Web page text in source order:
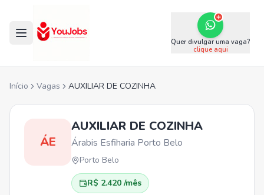
Quer divulgar uma vaga?
clique aqui
Início Vagas AUXILIAR DE COZINHA
ÁE
AUXILIAR DE COZINHA
Árabis Esfiharia Porto Belo
Porto Belo
R$ 2.420 /mês